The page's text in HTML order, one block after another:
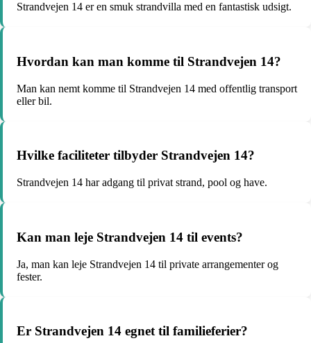
Strandvejen 14 er en smuk strandvilla med en fantastisk udsigt.
Hvordan kan man komme til Strandvejen 14?
Man kan nemt komme til Strandvejen 14 med offentlig transport
eller bil.
Hvilke faciliteter tilbyder Strandvejen 14?
Strandvejen 14 har adgang til privat strand, pool og have.
Kan man leje Strandvejen 14 til events?
Ja, man kan leje Strandvejen 14 til private arrangementer og
fester.
Er Strandvejen 14 egnet til familieferier?